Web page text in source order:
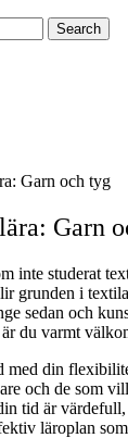
Search
Garn och tyg
Garn
inte studerat
grunden i
sedan och
du varmt
med din
och de som
tid är
läroplan